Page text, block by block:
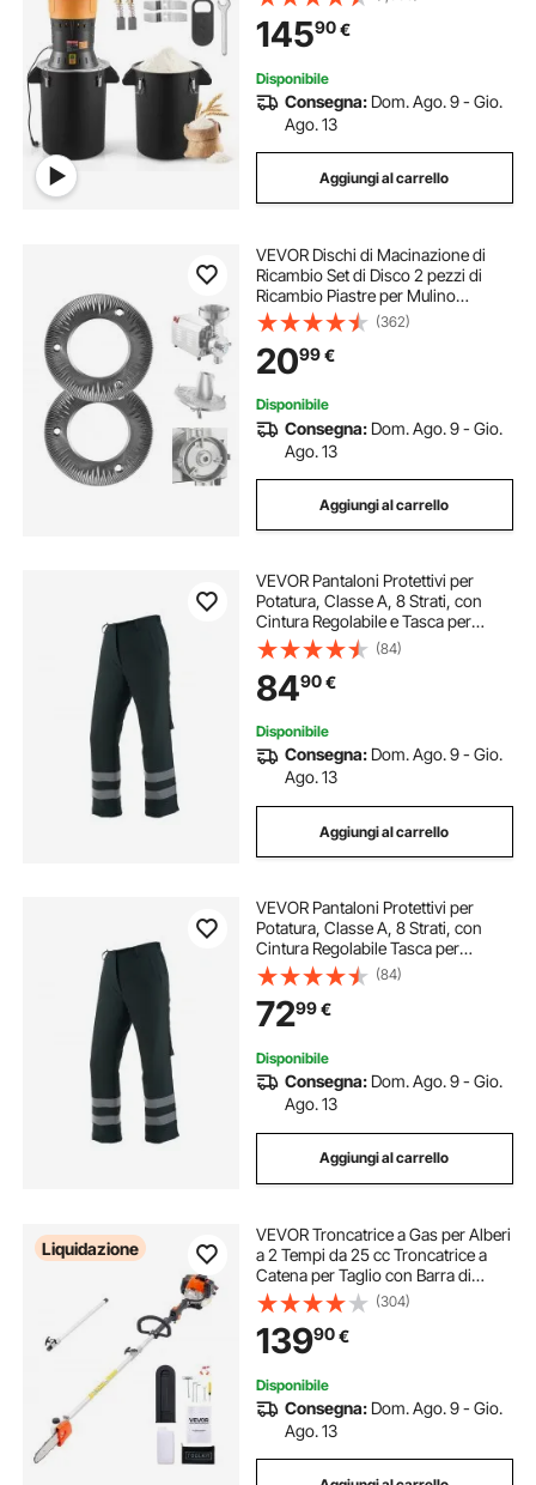
Affilate Zincate, per Cereali Secchi,
Spezie, Chicchi di Caffè, Mais e
Pepe
14590€
Disponibile
Consegna: Dom. Ago. 9 - Gio.
Ago. 13
Aggiungi al carrello
VEVOR Dischi di Macinazione di
Ricambio Set di Disco 2 pezzi di
Ricambio Piastre per Mulino
Elettrico per Cereali HN-2200 HN-
3000 Piastra in Ghisa di
Macinazione a Secco per Mais
Creali Spezie
(362)
2099€
Disponibile
Consegna: Dom. Ago. 9 - Gio.
Ago. 13
Aggiungi al carrello
VEVOR Pantaloni Protettivi per
Potatura, Classe A, 8 Strati, con
Cintura Regolabile e Tasca per
Attrezzi, Equipaggiamento di
Sicurezza Potatura per Boscaioli e
Lavoratori, Taglia Piccola
(84)
8490€
Disponibile
Consegna: Dom. Ago. 9 - Gio.
Ago. 13
Aggiungi al carrello
VEVOR Pantaloni Protettivi per
Potatura, Classe A, 8 Strati, con
Cintura Regolabile Tasca per
Attrezzi, Equipaggiamento
Sicurezza per Potatura per Boscaioli
e Lavoratori Forestali, Taglia M
(84)
7299€
Disponibile
Consegna: Dom. Ago. 9 - Gio.
Ago. 13
Aggiungi al carrello
Liquidazione
VEVOR Troncatrice a Gas per Alberi
a 2 Tempi da 25 cc Troncatrice a
Catena per Taglio con Barra di
Taglio da 20,3 cm Tagliasiepi a
Batteria con Serbatoio da 650 ml
Estensibile da 2 a 2,74 m
(304)
13990€
Disponibile
Consegna: Dom. Ago. 9 - Gio.
Ago. 13